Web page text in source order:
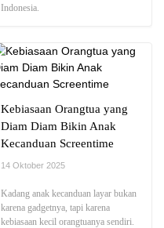
Indonesia.
Kebiasaan Orangtua yang
Diam Diam Bikin Anak
Kecanduan Screentime
14 Oktober 2025
Kadang anak kecanduan layar bukan
karena gadgetnya, tapi karena
kebiasaan kecil orangtuanya sendiri.